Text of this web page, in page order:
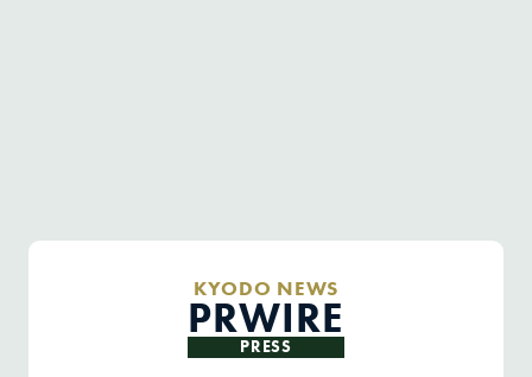
KYODO NEWS
PRWIRE
PRESS